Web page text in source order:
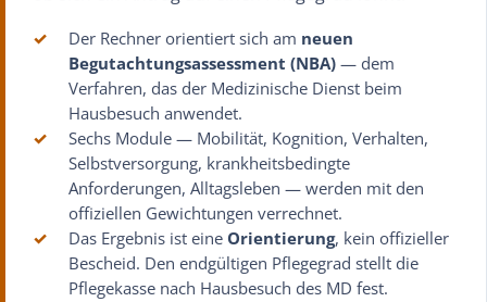
✓ Der Rechner orientiert sich am neuen
Begutachtungsassessment (NBA)— dem
Verfahren, das der Medizinische Dienst beim
Hausbesuch anwendet.
✓
Sechs Module — Mobilität, Kognition, Verhalten,
Selbstversorgung, krankheitsbedingte
Anforderungen, Alltagsleben — werden mit den
offiziellen Gewichtungen verrechnet.
✓
Das Ergebnis ist eine Orientierung, kein offizieller
Bescheid. Den endgültigen Pflegegrad stellt die
Pflegekasse nach Hausbesuch des MD fest.